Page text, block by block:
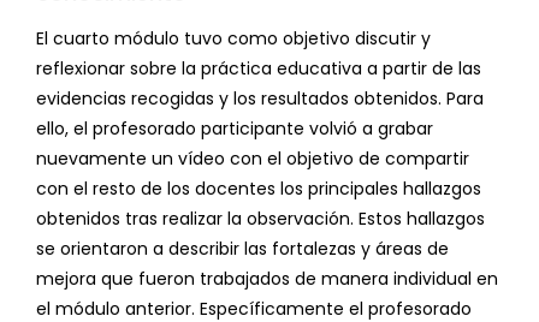
El cuarto módulo tuvo como objetivo discutir y
reflexionar sobre la práctica educativa a partir de las
evidencias recogidas y los resultados obtenidos. Para
ello, el profesorado participante volvió a grabar
nuevamente un vídeo con el objetivo de compartir
con el resto de los docentes los principales hallazgos
obtenidos tras realizar la observación. Estos hallazgos
se orientaron a describir las fortalezas y áreas de
mejora que fueron trabajados de manera individual en
el módulo anterior. Específicamente el profesorado